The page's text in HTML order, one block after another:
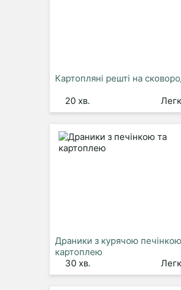
Картопляні решті на
20 хв.
Драники з курячою
картоплею
30 хв.